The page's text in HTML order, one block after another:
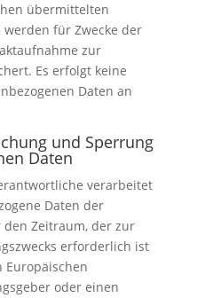
übermittelten
für Zwecke der
zur
Es erfolgt keine
Daten an
und Sperrung
Daten
verarbeitet
Daten der
Zeitraum, der zur
erforderlich ist
oder einen